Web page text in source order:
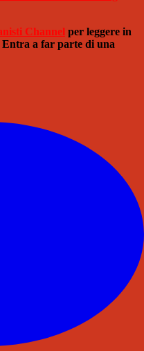
Channel per leggere in
a far parte di una